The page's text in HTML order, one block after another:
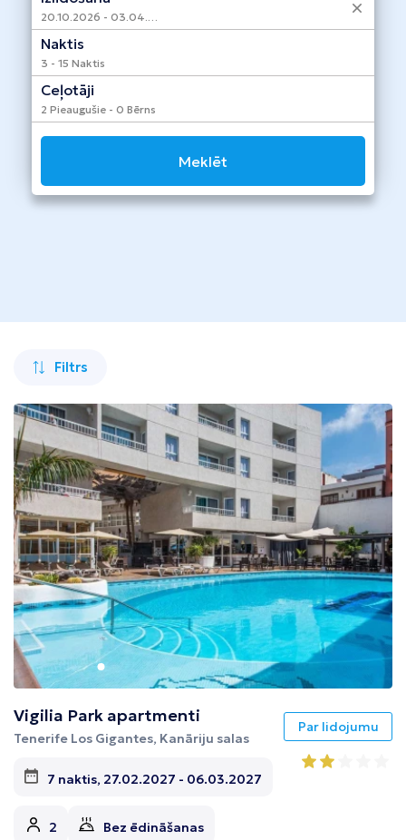
Taizeme
Turcija
Apvienotie Arābu Emirāti
Itālija
Dominikānas Republika
Šrilanka
Tunisija
Albānija
20.10.2026 - 03.04.2027
Naktis
3 - 15 Naktis
Ceļotāji
2 Pieaugušie - 0 Bērns
Meklēt
Filtrs
Vigilia Park apartmenti
Tenerife Los Gigantes, Kanāriju salas
7 naktis, 27.02.2027 - 06.03.2027
2 Bez ēdināšanas
Par lidojumu